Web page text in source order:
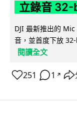
立錄音 32-
DJI 最新推出的
音，並首度下放
閱讀全文
251 1 ↗